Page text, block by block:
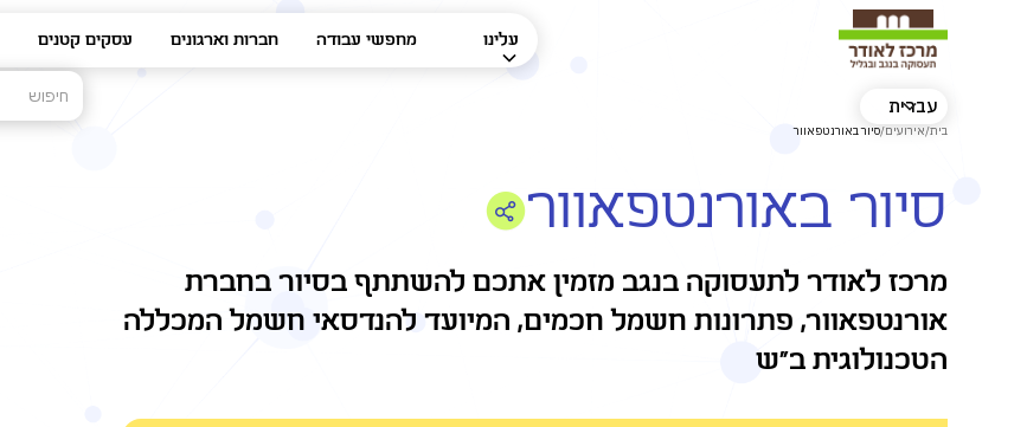
עלינו מחפשי עבודה חברות וארגונים עסקים קטנים
עברית
בית/אירועים/סיור באורנטפאוור
סיור באורנטפאוור
מרכז לאודר לתעסוקה בנגב מזמין אתכם להשתתף בסיור בחברת
אורנטפאוור, פתרונות חשמל חכמים, המיועד להנדסאי חשמל המכללה
הטכנולוגית ב"ש